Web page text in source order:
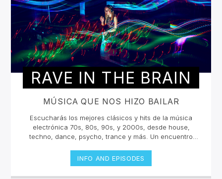
RAVE IN THE BRAIN
MÚSICA QUE NOS HIZO BAILAR
Escucharás los mejores clásicos y hits de la música
electrónica 70s, 80s, 90s, y 2000s, desde house,
techno, dance, psycho, trance y más. Un encuentro
y sets inolvidables. La electrónica tiene una historia
sonora escuchala en vivo.Lunes 2pm a 4 pm | Viernes
10am a 12pm por invencible.net
INFO AND EPISODES